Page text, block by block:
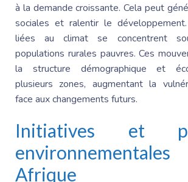
à la demande croissante. Cela peut
sociales et ralentir le
liées au climat se concentrent
populations rurales pauvres. Ces
la structure démographique et
plusieurs zones, augmentant la
face aux changements futurs.
Initiatives et
Afrique